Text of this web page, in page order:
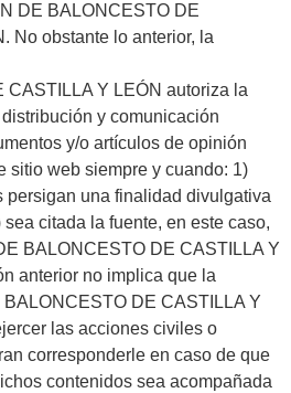
DE BALONCESTO DE
No obstante lo anterior, la
CASTILLA Y LEÓN autoriza la
y comunicación
y/o artículos de opinión
sitio web siempre y cuando: 1)
persigan una finalidad divulgativa
citada la fuente, en este caso,
BALONCESTO DE CASTILLA Y
anterior no implica que la
DE CASTILLA Y
las acciones civiles o
corresponderle en caso de que
contenidos sea acompañada